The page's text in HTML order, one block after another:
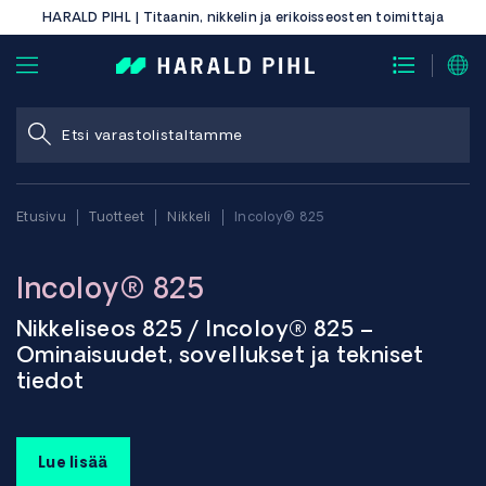
HARALD PIHL | Titaanin, nikkelin ja erikoisseosten toimittaja
Etusivu Tuotteet Nikkeli Incoloy® 825
Incoloy® 825
Nikkeliseos 825 / Incoloy® 825 –
Ominaisuudet, sovellukset ja tekniset
tiedot
Seos 825, joka tunnetaan myös nimellä Incoloy® 825, on
nikkeli-rauta-kromiseos, johon on lisätty molybdeeniä,
Lue lisää